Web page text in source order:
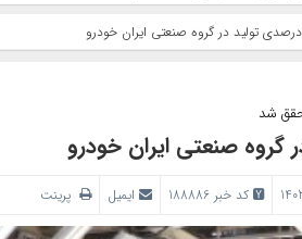
کد خبر 188886 ایمیل پرینت